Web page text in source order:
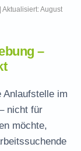
August
–
im
nicht für
möchte,